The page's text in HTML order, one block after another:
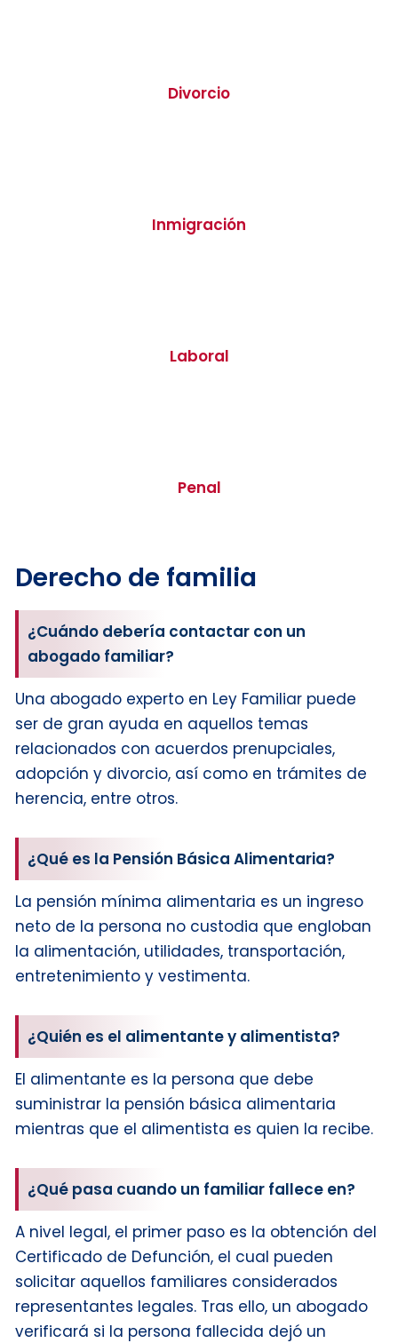
Divorcio
Inmigración
Laboral
Penal
Derecho de familia
¿Cuándo debería contactar con un
abogado familiar?
Una abogado experto en Ley Familiar puede
ser de gran ayuda en aquellos temas
relacionados con acuerdos prenupciales,
adopción y divorcio, así como en trámites de
herencia, entre otros.
¿Qué es la Pensión Básica Alimentaria?
La pensión mínima alimentaria es un ingreso
neto de la persona no custodia que engloban
la alimentación, utilidades, transportación,
entretenimiento y vestimenta.
¿Quién es el alimentante y alimentista?
El alimentante es la persona que debe
suministrar la pensión básica alimentaria
mientras que el alimentista es quien la recibe.
¿Qué pasa cuando un familiar fallece en?
A nivel legal, el primer paso es la obtención del
Certificado de Defunción, el cual pueden
solicitar aquellos familiares considerados
representantes legales. Tras ello, un abogado
verificará si la persona fallecida dejó un